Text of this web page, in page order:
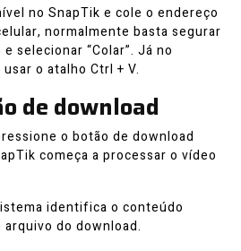
no SnapTik e cole o endereço
normalmente basta segurar
selecionar “Colar”. Já no
o atalho Ctrl + V.
de download
o botão de download
começa a processar o vídeo
identifica o conteúdo
do download.